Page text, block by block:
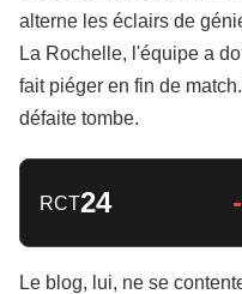
alterne les éclairs de
La Rochelle, l'équipe a
fait piéger en fin de
défaite tombe.
RCT24 -
Le blog, lui, ne se